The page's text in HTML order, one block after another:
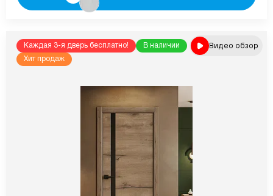
Каждая 3-я дверь бесплатно!
В наличии
Хит продаж
Видео обзор